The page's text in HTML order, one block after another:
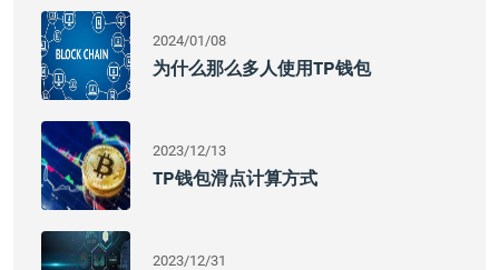
2024/01/08
为什么那么多人使用TP钱包
2023/12/13
TP钱包滑点计算方式
2023/12/31